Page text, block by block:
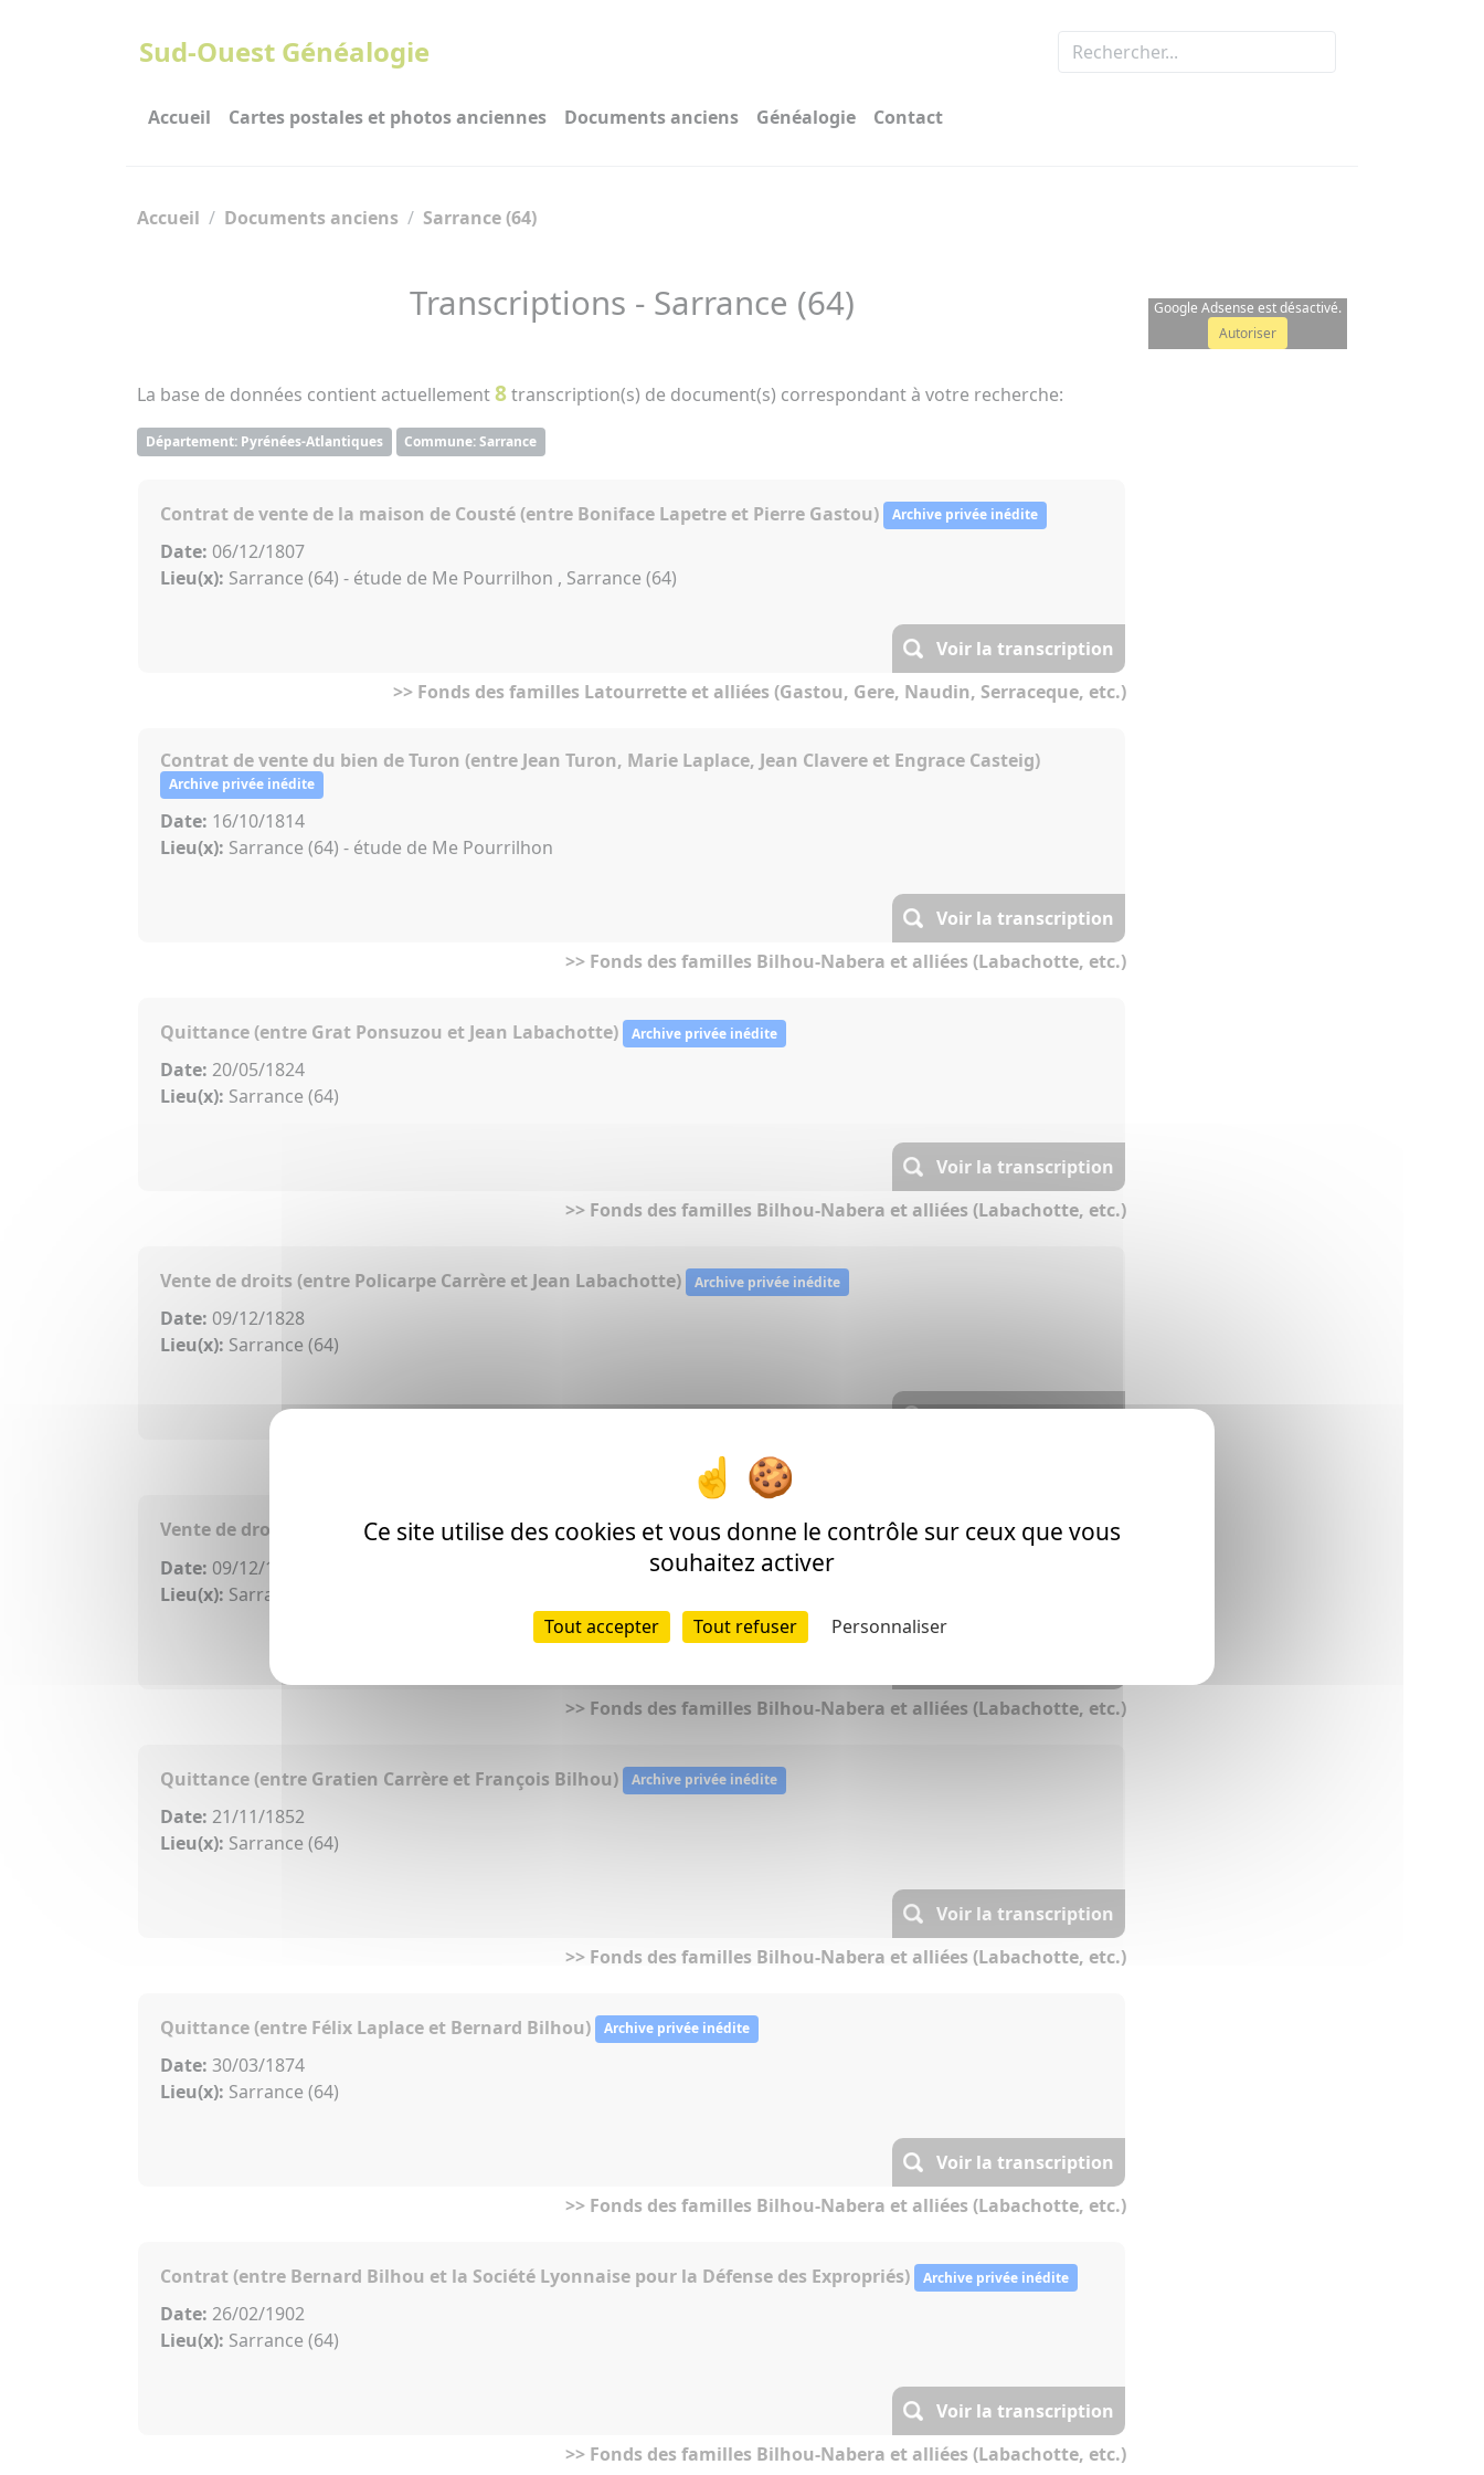
Sud-Ouest Généalogie
Accueil Cartes postales et photos anciennes Documents anciens Généalogie Contact
Accueil Documents anciens Sarrance (64)
Transcriptions - Sarrance (64)
La base de données contient actuellement8transcription(s) de document(s) correspondant à votre recherche:
Département: Pyrénées-Atlantiques Commune: Sarrance
Contrat de vente de la maison de Cousté (entre Boniface Lapetre et Pierre Gastou) Archive privée inédite
Date: 06/12/1807
Lieu(x): Sarrance (64) - étude de Me Pourrilhon , Sarrance (64)
Voir la transcription
>> Fonds des familles Latourrette et alliées (Gastou, Gere, Naudin, Serraceque, etc.)
Contrat de vente du bien de Turon (entre Jean Turon, Marie Laplace, Jean Clavere et Engrace Casteig)
Archive privée inédite
Date: 16/10/1814
Lieu(x): Sarrance (64) - étude de Me Pourrilhon
Voir la transcription
>> Fonds des familles Bilhou-Nabera et alliées (Labachotte, etc.)
Quittance (entre Grat Ponsuzou et Jean Labachotte) Archive privée inédite
Date: 20/05/1824
Lieu(x): Sarrance (64)
Voir la transcription
>> Fonds des familles Bilhou-Nabera et alliées (Labachotte, etc.)
Vente de droits (entre Policarpe Carrère et Jean Labachotte) Archive privée inédite
Date: 09/12/1828
Lieu(x): Sarrance (64)
Voir la transcription
>> Fonds des familles Bilhou-Nabera et alliées (Labachotte, etc.)
Vente de droits successifs (entre Françoise Apiou et Jean Labachotte) Archive privée inédite
Date: 09/12/1828
Lieu(x): Sarrance (64)
>> Fonds des familles Bilhou-Nabera et alliées (Labachotte, etc.)
Quittance (entre Gratien Carrère et François Bilhou) Archive privée inédite
Date: 21/11/1852
Lieu(x): Sarrance (64)
Voir la transcription
>> Fonds des familles Bilhou-Nabera et alliées (Labachotte, etc.)
Quittance (entre Félix Laplace et Bernard Bilhou) Archive privée inédite
Date: 30/03/1874
Lieu(x): Sarrance (64)
Voir la transcription
>> Fonds des familles Bilhou-Nabera et alliées (Labachotte, etc.)
Contrat (entre Bernard Bilhou et la Société Lyonnaise pour la Défense des Expropriés) Archive privée inédite
Date: 26/02/1902
Lieu(x): Sarrance (64)
Voir la transcription
>> Fonds des familles Bilhou-Nabera et alliées (Labachotte, etc.)
Google Adsense est désactivé.
Autoriser
Ce site utilise des cookies et vous donne le contrôle sur ceux que vous
souhaitez activer
Tout accepter Tout refuser Personnaliser